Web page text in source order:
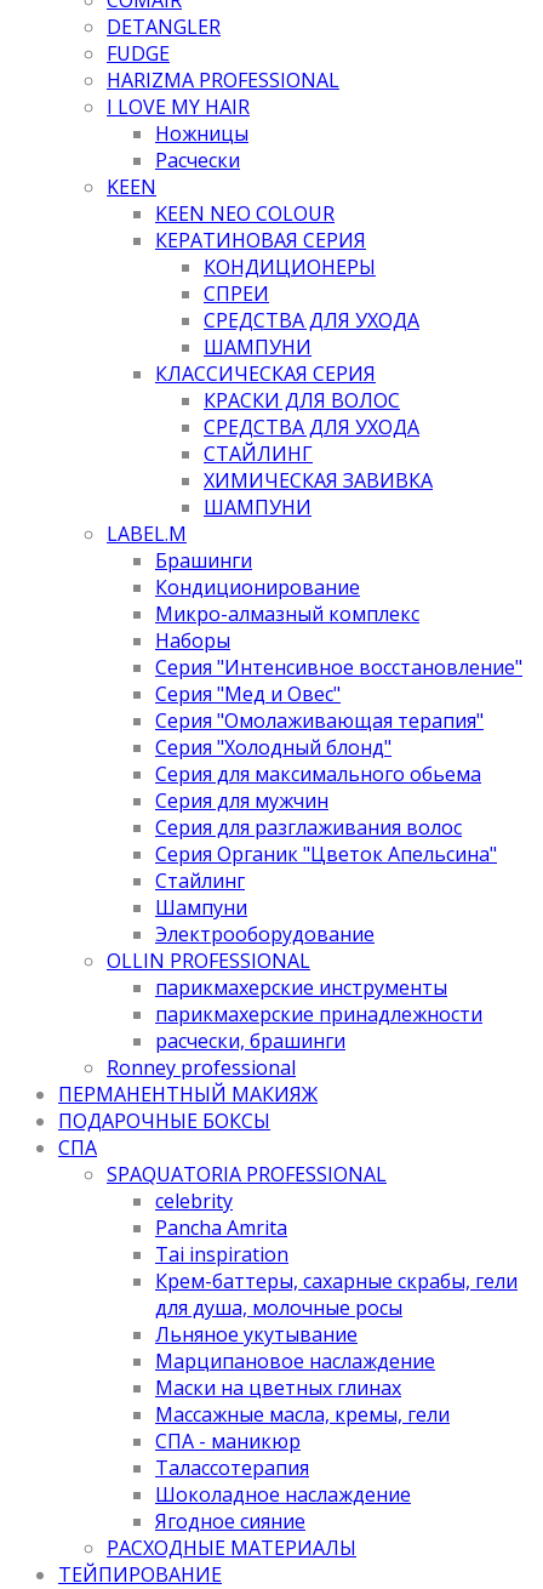
DETANGLER
FUDGE
HARIZMA PROFESSIONAL
I LOVE MY HAIR
Ножницы
Расчески
KEEN
KEEN NEO COLOUR
КЕРАТИНОВАЯ СЕРИЯ
КОНДИЦИОНЕРЫ
СПРЕИ
СРЕДСТВА ДЛЯ УХОДА
ШАМПУНИ
КЛАССИЧЕСКАЯ СЕРИЯ
КРАСКИ ДЛЯ ВОЛОС
СРЕДСТВА ДЛЯ УХОДА
СТАЙЛИНГ
ХИМИЧЕСКАЯ ЗАВИВКА
ШАМПУНИ
LABEL.M
Брашинги
Кондиционирование
Микро-алмазный комплекс
Наборы
Серия "Интенсивное восстановление"
Серия "Мед и Овес"
Серия "Омолаживающая терапия"
Серия "Холодный блонд"
Серия для максимального обьема
Серия для мужчин
Серия для разглаживания волос
Серия Органик "Цветок Апельсина"
Стайлинг
Шампуни
Электрооборудование
OLLIN PROFESSIONAL
парикмахерские инструменты
парикмахерские принадлежности
расчески, брашинги
Ronney professional
ПЕРМАНЕНТНЫЙ МАКИЯЖ
ПОДАРОЧНЫЕ БОКСЫ
СПА
SPAQUATORIA PROFESSIONAL
celebrity
Pancha Amrita
Tai inspiration
Крем-баттеры, сахарные скрабы, гели
для душа, молочные росы
Льняное укутывание
Марципановое наслаждение
Маски на цветных глинах
Массажные масла, кремы, гели
СПА - маникюр
Талассотерапия
Шоколадное наслаждение
Ягодное сияние
РАСХОДНЫЕ МАТЕРИАЛЫ
ТЕЙПИРОВАНИЕ